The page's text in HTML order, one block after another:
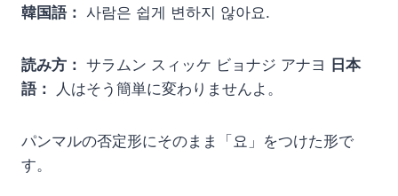
韓国語： 사람은 쉽게 변하지 않아요.
読み方： サラムン スィッケ ビョナジ アナヨ 日本
語：
人はそう簡単に変わりませんよ。
パンマルの否定形にそのまま「요」をつけた形で
す。